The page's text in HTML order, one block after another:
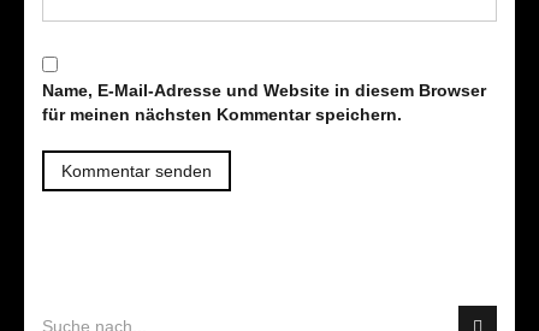
Name, E-Mail-Adresse und Website in diesem Browser
für meinen nächsten Kommentar speichern.